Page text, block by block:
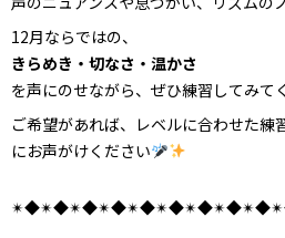
12月ならではの、
きらめき・切なさ・温かさ
を声にのせながら、ぜひ練習してみて
ご希望があれば、レベルに合わせた
にお声がけください